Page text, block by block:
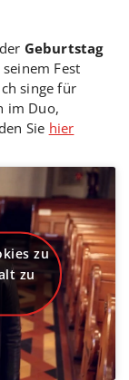
Geburtstag
Fest
singe für
im Duo,
Sie hier
zu
zu